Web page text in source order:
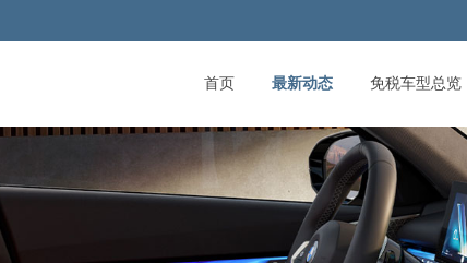
首页 最新动态 免税车型总览